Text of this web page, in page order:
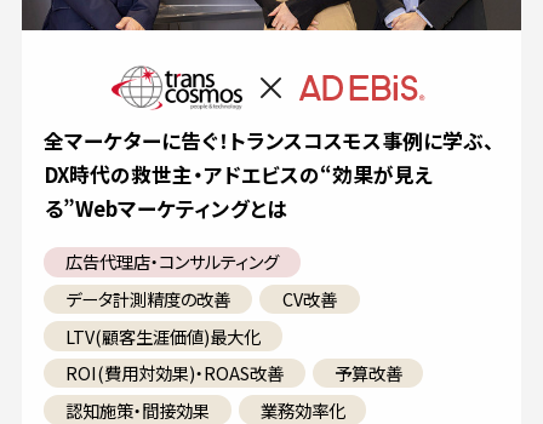
全マーケターに告ぐ！トランスコスモス事例に学ぶ、
DX時代の救世主・アドエビスの“効果が見え
る”Webマーケティングとは
広告代理店・コンサルティング
データ計測精度の改善
CV改善
LTV(顧客生涯価値)最大化
ROI(費用対効果)・ROAS改善
予算改善
認知施策・間接効果
業務効率化